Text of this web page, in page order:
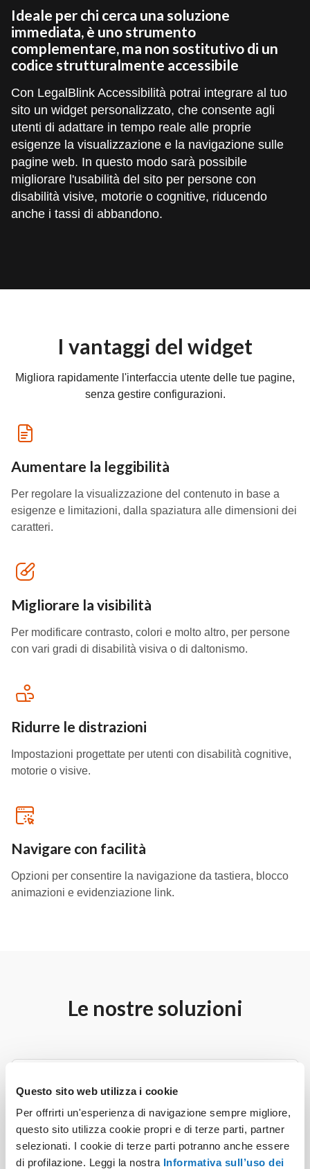
Questo sito web utilizza i cookie
Per offrirti un'esperienza di navigazione sempre migliore,
questo sito utilizza cookie propri e di terze parti, partner
selezionati. I cookie di terze parti potranno anche essere
di profilazione. Leggi la nostra Informativa sull’uso dei
Ideale per chi cerca una soluzione
immediata, è uno strumento
complementare, ma non sostitutivo di un
codice strutturalmente accessibile
Con LegalBlink Accessibilità potrai integrare al tuo
sito un widget personalizzato, che consente agli
utenti di adattare in tempo reale alle proprie
esigenze la visualizzazione e la navigazione sulle
pagine web. In questo modo sarà possibile
migliorare l'usabilità del sito per persone con
disabilità visive, motorie o cognitive, riducendo
anche i tassi di abbandono.
I vantaggi del widget
Migliora rapidamente l'interfaccia utente delle tue pagine,
senza gestire configurazioni.
Aumentare la leggibilità
Per regolare la visualizzazione del contenuto in base a
esigenze e limitazioni, dalla spaziatura alle dimensioni dei
caratteri.
Migliorare la visibilità
Per modificare contrasto, colori e molto altro, per persone
con vari gradi di disabilità visiva o di daltonismo.
Ridurre le distrazioni
Impostazioni progettate per utenti con disabilità cognitive,
motorie o visive.
Navigare con facilità
Opzioni per consentire la navigazione da tastiera, blocco
animazioni e evidenziazione link.
Le nostre soluzioni
LegalBlink Accessibilità Easy
Lo strumento per verificare il livello di conformità
del tuo sito, generare in autonomia la dichiarazione
di accessibilità e migliorare l'usabilità delle tue
pagine web.